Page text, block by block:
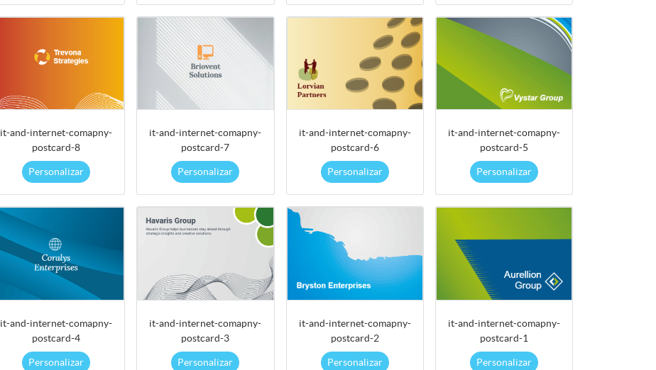
it-and-internet-comapny-
postcard-8
Personalizar
it-and-internet-comapny-
postcard-7
Personalizar
it-and-internet-comapny-
postcard-6
Personalizar
it-and-internet-comapny-
postcard-5
Personalizar
it-and-internet-comapny-
postcard-4
Personalizar
it-and-internet-comapny-
postcard-3
Personalizar
it-and-internet-comapny-
postcard-2
Personalizar
it-and-internet-comapny-
postcard-1
Personalizar